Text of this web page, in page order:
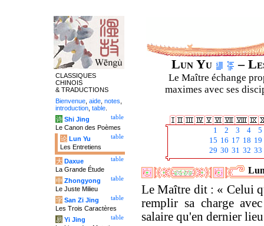
Lun Yu –
Le Maître échange
maximes avec ses
1 2 3 4
5
15 16 17 18 19
29 30 31 32 33
Le Maître dit : « Celui
remplir sa charge
salaire qu'en dernier
CLASSIQUES
CHINOIS
& TRADUCTIONS
Bienvenue aide notes
introduction table
table
诗 Shi Jing
Le Canon des Poèmes
table
论 Lun Yu
Les Entretiens
table
大 Daxue
La Grande Étude
table
中 Zhongyong
Le Juste Milieu
table
字 San Zi Jing
Les Trois Caractères
table
易 Yi Jing